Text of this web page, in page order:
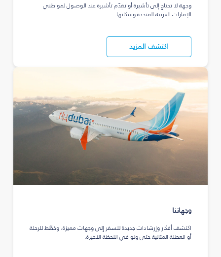
وجهة لا تحتاج إلى تأشيرة أو تقدّم تأشيرة عند الوصول لمواطني
الإمارات العربية المتحدة وسكانها.
اكتشف المزيد
وجهاتنا
اكتشف أفكار وإرشادات جديدة للسفر إلى وجهات مميزة، وخطّط للرحلة
أو العطلة المثالية حتى ولو في اللحظة الأخيرة.